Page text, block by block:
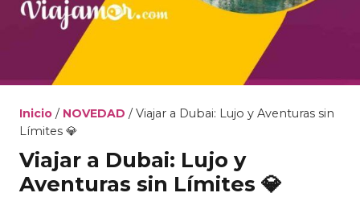
Inicio / NOVEDAD / Viajar a Dubai: Lujo y Aventuras sin
Límites 💎
Viajar a Dubai: Lujo y
Aventuras sin Límites 💎